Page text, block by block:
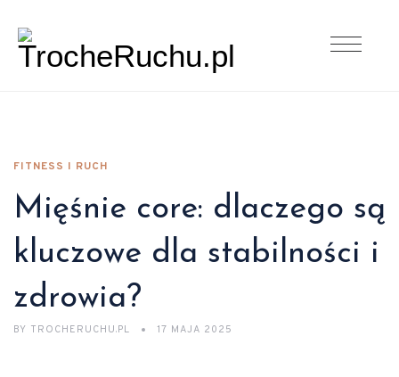
FITNESS I RUCH
Mięśnie core: dlaczego są
kluczowe dla stabilności i
zdrowia?
BY TROCHERUCHU.PL 17 MAJA 2025